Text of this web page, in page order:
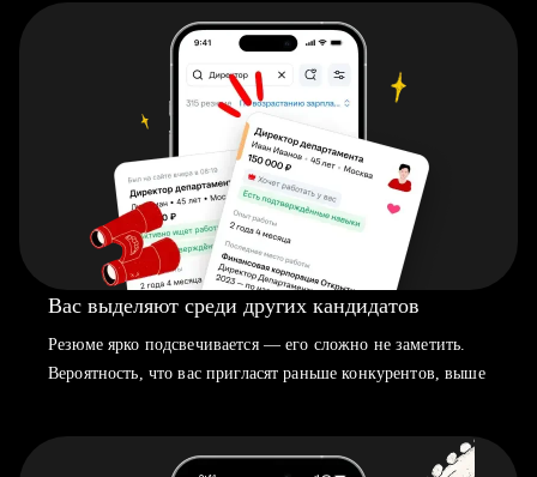
Вас выделяют среди других кандидатов
Резюме ярко подсвечивается — его сложно не заметить.
Вероятность, что вас пригласят раньше конкурентов, выше